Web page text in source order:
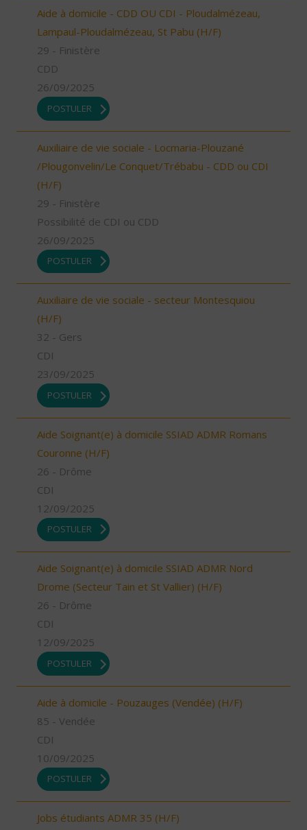
Aide à domicile - CDD OU CDI - Ploudalmézeau,
Lampaul-Ploudalmézeau, St Pabu (H/F)
29 - Finistère
CDD
26/09/2025
POSTULER
Auxiliaire de vie sociale - Locmaria-Plouzané
/Plougonvelin/Le Conquet/Trébabu - CDD ou CDI
(H/F)
29 - Finistère
Possibilité de CDI ou CDD
26/09/2025
POSTULER
Auxiliaire de vie sociale - secteur Montesquiou
(H/F)
32 - Gers
CDI
23/09/2025
POSTULER
Aide Soignant(e) à domicile SSIAD ADMR Romans
Couronne (H/F)
26 - Drôme
CDI
12/09/2025
POSTULER
Aide Soignant(e) à domicile SSIAD ADMR Nord
Drome (Secteur Tain et St Vallier) (H/F)
26 - Drôme
CDI
12/09/2025
POSTULER
Aide à domicile - Pouzauges (Vendée) (H/F)
85 - Vendée
CDI
10/09/2025
POSTULER
Jobs étudiants ADMR 35 (H/F)